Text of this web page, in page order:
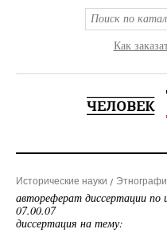
Как
Исторические науки
автореферат диссертации
07.00.07
диссертация на тему: